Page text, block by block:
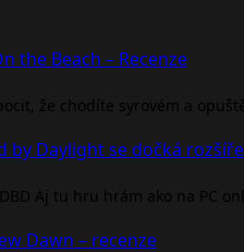
the Beach – Recenze
že chodíte syrovém a
by Daylight se dočká
Aj tu hru hrám ako na PC
Dawn – recenze